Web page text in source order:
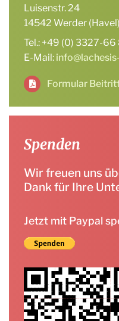
Luisenstr. 24
14542 Werder (Havel)
Tel.: +49 (0) 3327-
E-Mail:
Formular
Spenden
Wir freuen uns
Dank für Ihre
Jetzt mit Paypal